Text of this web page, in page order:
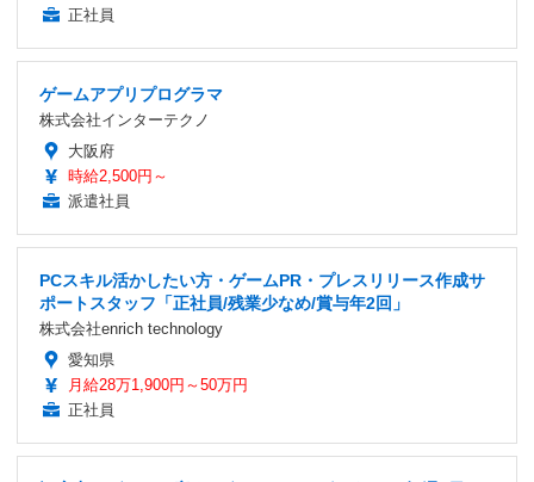
正社員
ゲームアプリプログラマ
株式会社インターテクノ
大阪府
時給2,500円～
派遣社員
PCスキル活かしたい方・ゲームPR・プレスリリース作成サ
ポートスタッフ「正社員/残業少なめ/賞与年2回」
株式会社enrich technology
愛知県
月給28万1,900円～50万円
正社員